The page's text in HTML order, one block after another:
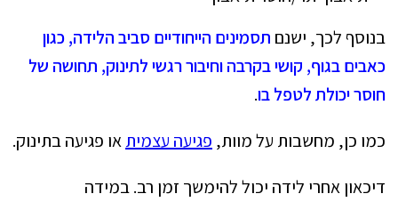
בנוסף לכך, ישנם תסמינים הייחודיים סביב הלידה, כגון
כאבים בגוף, קושי בקרבה וחיבור רגשי לתינוק, תחושה של
חוסר יכולת לטפל בו.
כמו כן, מחשבות על מוות, פגיעה עצמיתאו פגיעה בתינוק.
דיכאון אחרי לידה יכול להימשך זמן רב. במידה